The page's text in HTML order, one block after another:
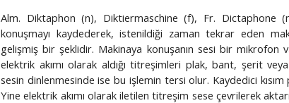
Alm. Diktaphon (n), Diktiermaschine (f), Fr. Dictaphone
konuşmayı kaydederek, istenildiği zaman tekrar eden
gelişmiş bir şeklidir. Makinaya konuşanın sesi bir mikrofon
elektrik akımı olarak aldığı titreşimleri plak, bant, şerit
sesin dinlenmesinde ise bu işlemin tersi olur. Kaydedici
Yine elektrik akımı olarak iletilen titreşim sese çevrilerek